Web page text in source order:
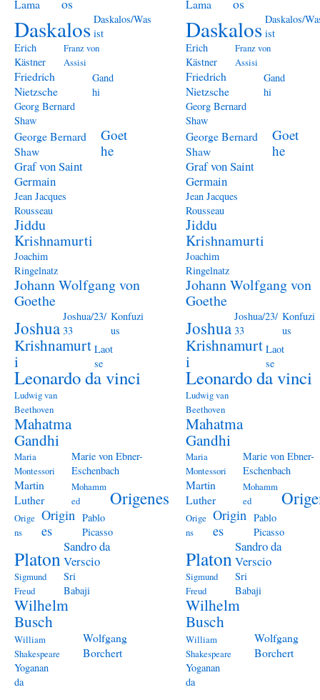
Lama
os
Daskalos Daskalos/Was
ist
Erich
Kästner
Franz von
Assisi
Friedrich
Nietzsche
Gand
hi
Georg Bernard
Shaw
George Bernard
Shaw
Goet
he
Graf von Saint
Germain
Jean Jacques
Rousseau
Jiddu
Krishnamurti
Joachim
Ringelnatz
Johann Wolfgang von
Goethe
Joshua
Joshua/23/
33
Konfuzi
us
Krishnamurt
i
Laot
se
Leonardo da vinci
Ludwig van
Beethoven
Mahatma
Gandhi
Maria
Montessori
Marie von Ebner-
Eschenbach
Martin
Luther
Mohamm
ed
Origenes
Orige
ns
Origin
es
Pablo
Picasso
Platon
Sandro da
Verscio
Sigmund
Freud
Sri
Babaji
Wilhelm
Busch
William
Shakespeare
Wolfgang
Borchert
Yoganan
da
Lama
os
Daskalos Daskalos/
ist
Erich
Kästner
Franz von
Assisi
Friedrich
Nietzsche
Gand
hi
Georg Bernard
Shaw
George Bernard
Shaw
Goet
he
Graf von Saint
Germain
Jean Jacques
Rousseau
Jiddu
Krishnamurti
Joachim
Ringelnatz
Johann Wolfgang von
Goethe
Joshua
Joshua/23/
33
Konfuzi
us
Krishnamurt
i
Laot
se
Leonardo da vinci
Ludwig van
Beethoven
Mahatma
Gandhi
Maria
Montessori
Marie von Ebner-
Eschenbach
Martin
Luther
Mohamm
ed
Orige
ns
Origin
es
Pablo
Picasso
Platon
Sandro da
Verscio
Sigmund
Freud
Sri
Babaji
Wilhelm
Busch
William
Shakespeare
Wolfgang
Borchert
Yoganan
da